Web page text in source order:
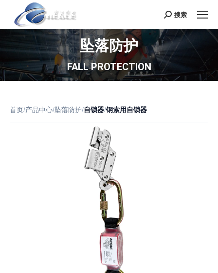
Search:
搜索
坠落防护
FALL PROTECTION
首页 /产品中心/坠落防护/自锁器/钢索用自锁器